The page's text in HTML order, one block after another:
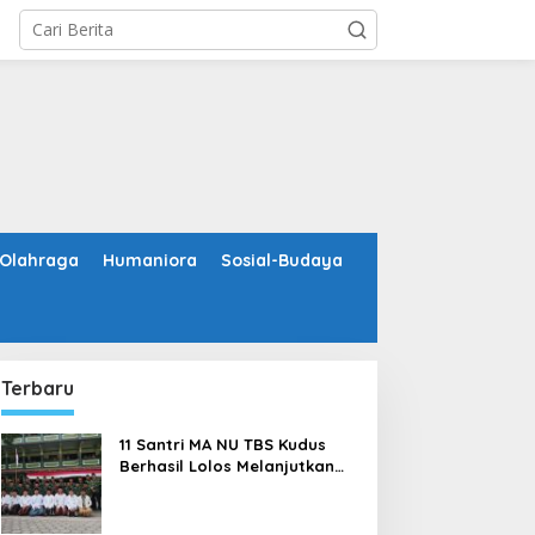
Olahraga Humaniora Sosial-Budaya
Terbaru
11 Santri MA NU TBS Kudus
Berhasil Lolos Melanjutkan